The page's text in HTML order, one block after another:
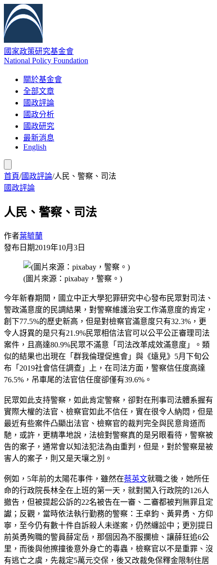
國家政策研究基金會
National Policy Foundation
關於基金會
全部文章
國政評論
國政分析
國政研究
最新消息
English
首頁/國政評論/人民、警察、司法
國政評論
人民、警察、司法
作者葉毓蘭
發布日期2019年10月3日
(圖片來源：pixabay，警察。)
今年新春期間，國立中正大學犯罪研究中心發布民眾對司法、
警政滿意度的民調結果，對警察維護治安工作滿意度的肯定，
創下77.5%的歷史新高，但是對檢察官滿意度只有32.3%，更
令人訝異的是只有21.9%民眾相信法官可以公平公正審理司法
案件，且高達80.9%民眾不滿意「司法改革成效滿意度」。類
似的結果也出現在「群我倫理促進會」與《遠見》5月下旬公
布「2019社會信任調查」上，在司法方面，警察信任度高達
76.5%，吊車尾的法官信任度卻僅有39.6%。
民眾如此支持警察，如此肯定警察，卻對在刑事司法體系握有
實際大權的法官、檢察官如此不信任，實在很令人納悶，但是
最近有些案件凸顯出法官、檢察官的裁判完全與民意背道而
馳，或許，更精準地說，法檢對警察真的是另眼看待，警察被
告的案子，通常會以知法犯法為由重判，但是，對於警察是被
害人的案子，則又是天壤之別。
例如，5年前的太陽花事件，雖然在蔡英文就職之後，她所任
命的行政院長林全在上班的第一天，就對闖入行政院的126人
撤告，但被提起公訴的22名被告在一審、二審都被判無罪且定
讞；反觀，當時依法執行勤務的警察：王卓鈞、黃昇勇、方仰
寧，至今仍有數十件自訴殺人未遂案，仍然纏訟中；更別提日
前英勇殉職的警員薛定岳，那個因為不服攔檢、讓薛狂追6公
里，而後與他擦撞後意外身亡的毒蟲，檢察官以不是重罪、沒
有逃亡之虞，先裁定5萬元交保，後又改裁免保釋金限制住居